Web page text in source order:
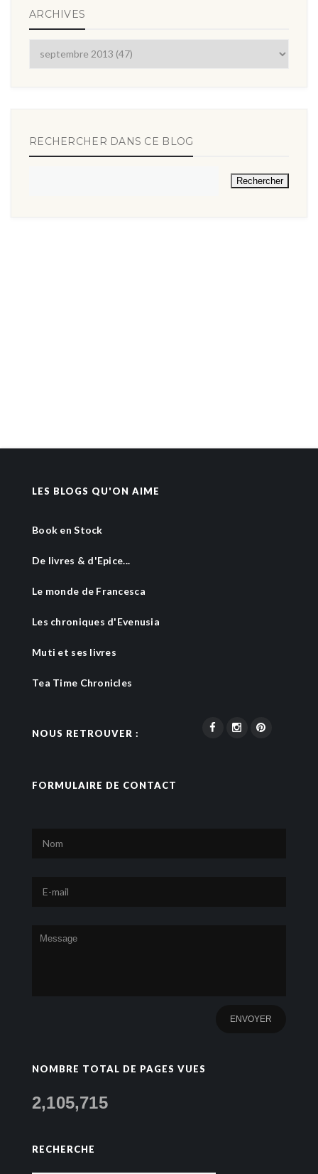
ARCHIVES
RECHERCHER DANS CE BLOG
LES BLOGS QU'ON AIME
Book en Stock
De livres & d'Epice...
Le monde de Francesca
Les chroniques d'Evenusia
Muti et ses livres
Tea Time Chronicles
NOUS RETROUVER :
FORMULAIRE DE CONTACT
NOMBRE TOTAL DE PAGES VUES
2,105,715
RECHERCHE